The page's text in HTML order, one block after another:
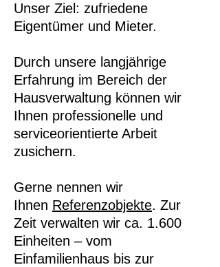
Unser Ziel: zufriedene
Eigentümer und Mieter.
Durch unsere langjährige
Erfahrung im Bereich der
Hausverwaltung können wir
Ihnen professionelle und
serviceorientierte Arbeit
zusichern.
Gerne nennen wir
Ihnen Referenzobjekte. Zur
Zeit verwalten wir ca. 1.600
Einheiten – vom
Einfamilienhaus bis zur